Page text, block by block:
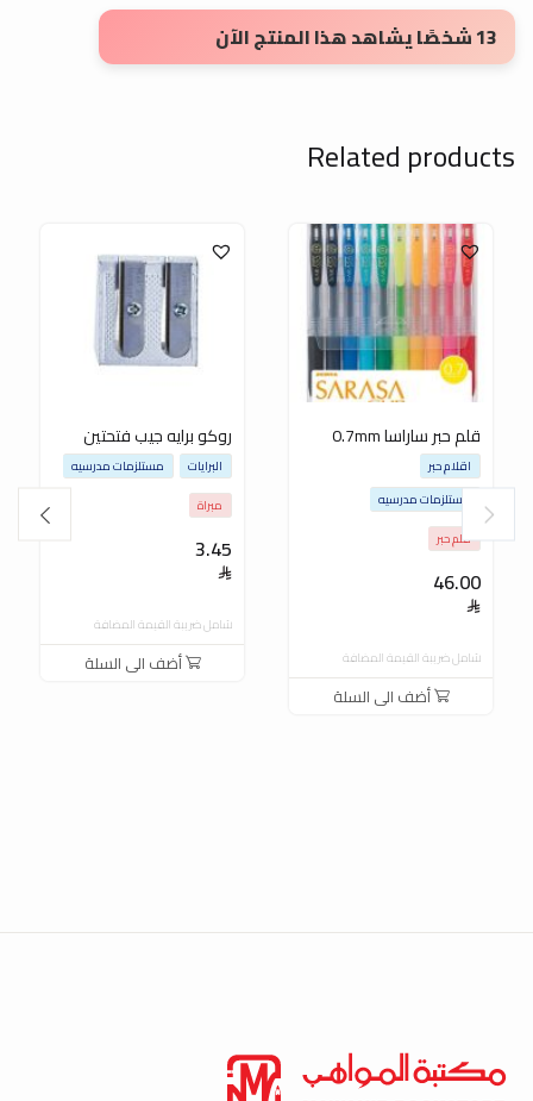
13 شخصًا يشاهد هذا المنتج الآن
Related products
قلم حبر ساراسا 0.7mm
46.00
اقلام حبر
مستلزمات مدرسيه
قلم حبر
شامل ضريبة القيمة المضافة
أضف الى السلة
روكو برايه جيب فتحتين
3.45
البرايات
مستلزمات مدرسيه
مبراة
شامل ضريبة القيمة المضافة
أضف الى السلة